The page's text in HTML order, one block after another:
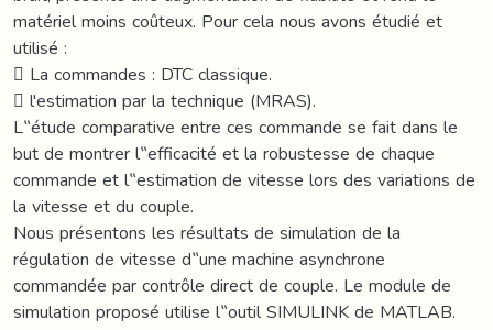
matériel moins coûteux. Pour cela nous avons étudié et
utilisé :
 La commandes : DTC classique.
 l'estimation par la technique (MRAS).
L‟étude comparative entre ces commande se fait dans le
but de montrer l‟efficacité et la robustesse de chaque
commande et l‟estimation de vitesse lors des variations de
la vitesse et du couple.
Nous présentons les résultats de simulation de la
régulation de vitesse d‟une machine asynchrone
commandée par contrôle direct de couple. Le module de
simulation proposé utilise l‟outil SIMULINK de MATLAB.